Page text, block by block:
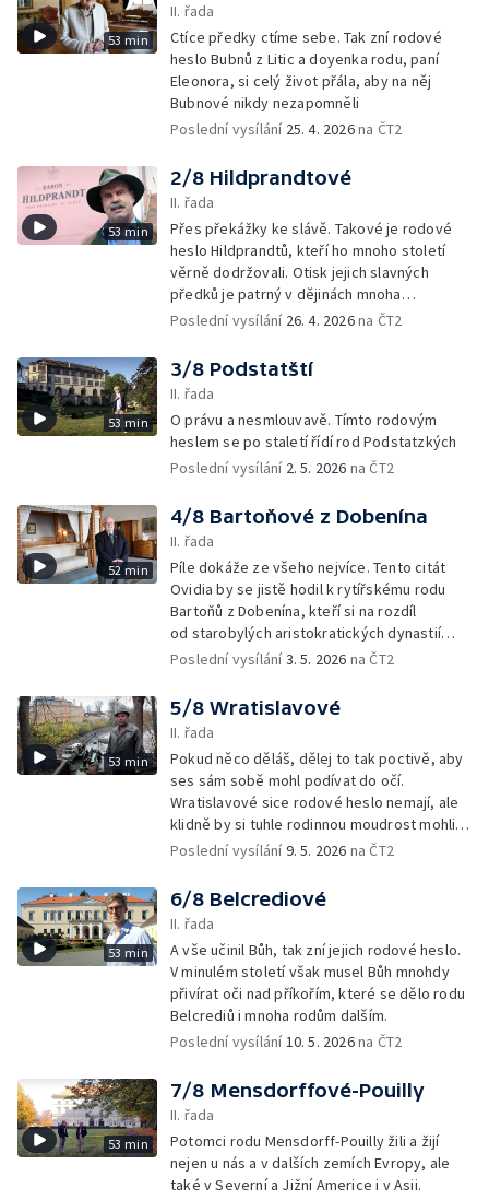
53 min
II. řada
Ctíce předky ctíme sebe. Tak zní rodové
heslo Bubnů z Litic a doyenka rodu, paní
Eleonora, si celý život přála, aby na něj
Bubnové nikdy nezapomněli
Poslední vysílání 25. 4. 2026na ČT2
53 min
2/8 Hildprandtové
II. řada
Přes překážky ke slávě. Takové je rodové
heslo Hildprandtů, kteří ho mnoho století
věrně dodržovali. Otisk jejich slavných
předků je patrný v dějinách mnoha
evropských zemí. I v daleké Africe
Poslední vysílání 26. 4. 2026na ČT2
53 min
3/8 Podstatští
II. řada
O právu a nesmlouvavě. Tímto rodovým
heslem se po staletí řídí rod Podstatzkých
Poslední vysílání 2. 5. 2026 na ČT2
52 min
4/8 Bartoňové z Dobenína
II. řada
Píle dokáže ze všeho nejvíce. Tento citát
Ovidia by se jistě hodil k rytířskému rodu
Bartoňů z Dobenína, kteří si na rozdíl
od starobylých aristokratických dynastií
žádné rodové heslo neurčili.
Poslední vysílání3. 5. 2026 na ČT2
53 min
5/8 Wratislavové
II. řada
Pokud něco děláš, dělej to tak poctivě, aby
ses sám sobě mohl podívat do očí.
Wratislavové sice rodové heslo nemají, ale
klidně by si tuhle rodinnou moudrost mohli
vepsat do erbu.
Poslední vysílání9. 5. 2026 na ČT2
53 min
6/8 Belcrediové
II. řada
A vše učinil Bůh, tak zní jejich rodové heslo.
V minulém století však musel Bůh mnohdy
přivírat oči nad příkořím, které se dělo rodu
Belcrediů i mnoha rodům dalším.
Poslední vysílání10. 5. 2026na ČT2
53 min
7/8 Mensdorffové-Pouilly
II. řada
Potomci rodu Mensdorff-Pouilly žili a žijí
nejen u nás a v dalších zemích Evropy, ale
také v Severní a Jižní Americe i v Asii.